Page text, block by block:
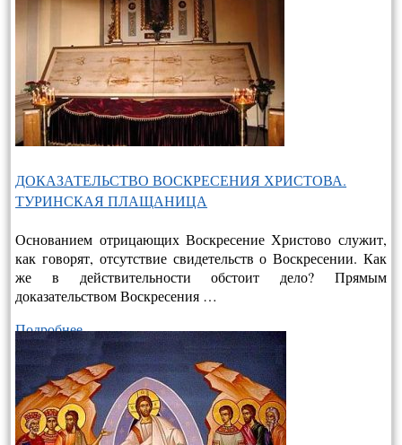
ДОКАЗАТЕЛЬСТВО ВОСКРЕСЕНИЯ ХРИСТОВА.
ТУРИНСКАЯ ПЛАЩАНИЦА
Основанием отрицающих Воскресение Христово служит,
как говорят, отсутствие свидетельств о Воскресении. Как
же в действительно­сти обстоит дело? Прямым
доказательством Воскресения …
Подробнее…